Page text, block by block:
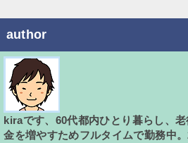
author
kiraです、60代都内ひとり暮らし、
金を増やすためフルタイムで勤務中